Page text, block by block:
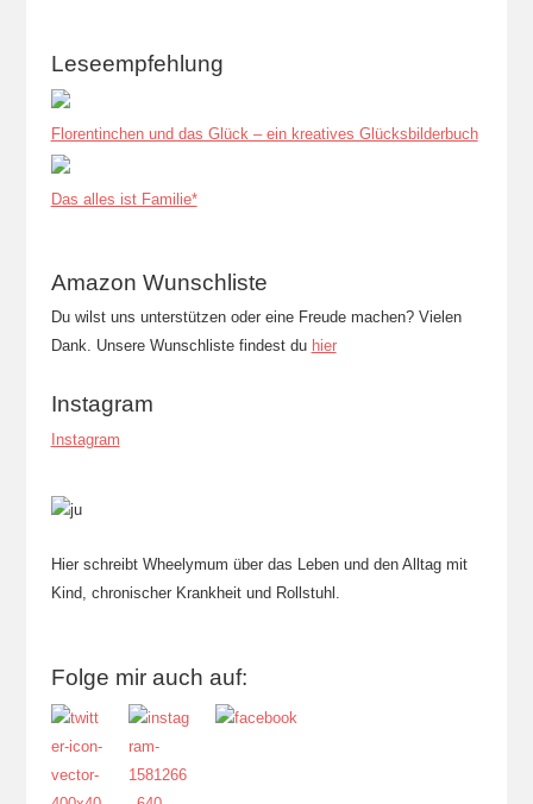
Leseempfehlung
Florentinchen und das Glück – ein kreatives Glücksbilderbuch
Das alles ist Familie*
Amazon Wunschliste
Du wilst uns unterstützen oder eine Freude machen? Vielen
Dank. Unsere Wunschliste findest du hier
Instagram
Instagram
Hier schreibt Wheelymum über das Leben und den Alltag mit
Kind, chronischer Krankheit und Rollstuhl.
Folge mir auch auf: